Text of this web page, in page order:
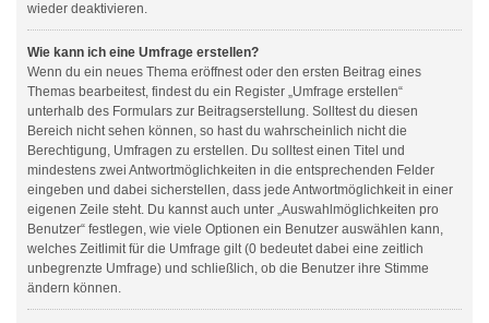
wieder deaktivieren.
Wie kann ich eine Umfrage erstellen?
Wenn du ein neues Thema eröffnest oder den ersten Beitrag eines
Themas bearbeitest, findest du ein Register „Umfrage erstellen“
unterhalb des Formulars zur Beitragserstellung. Solltest du diesen
Bereich nicht sehen können, so hast du wahrscheinlich nicht die
Berechtigung, Umfragen zu erstellen. Du solltest einen Titel und
mindestens zwei Antwortmöglichkeiten in die entsprechenden Felder
eingeben und dabei sicherstellen, dass jede Antwortmöglichkeit in einer
eigenen Zeile steht. Du kannst auch unter „Auswahlmöglichkeiten pro
Benutzer“ festlegen, wie viele Optionen ein Benutzer auswählen kann,
welches Zeitlimit für die Umfrage gilt (0 bedeutet dabei eine zeitlich
unbegrenzte Umfrage) und schließlich, ob die Benutzer ihre Stimme
ändern können.